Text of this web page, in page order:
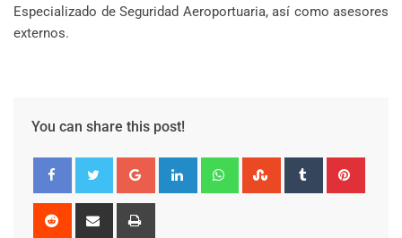
Especializado de Seguridad Aeroportuaria, así como asesores
externos.
You can share this post!
Google+ LinkedIn WhatsappStumbleUpon
Tumblr
Reddit
Share